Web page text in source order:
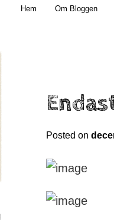
obekväm
Hem Om Bloggen
Posted on